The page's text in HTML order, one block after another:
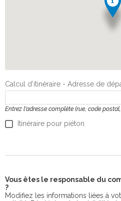
Calcul d'itinéraire - Adresse de
Entrez l'adresse complète (rue, code
Itinéraire pour piéton
Vous êtes le responsable du
?
Modifiez les informations liées à